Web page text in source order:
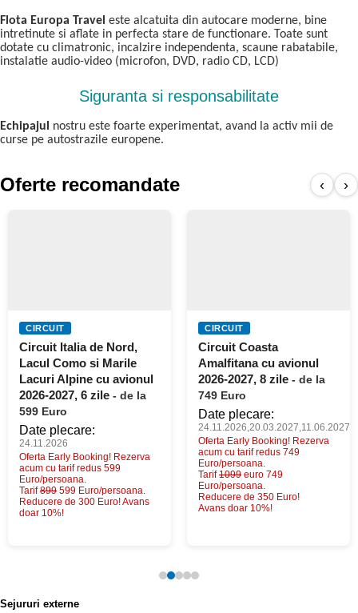
Flota Europa Travel este alcatuita din autocare moderne, bine
intretinute si aflate in perfecta stare de functionare. Toate sunt
dotate cu climatronic, incalzire independenta, scaune rabatabile,
instalatie audio-video (microfon, DVD, radio CD, LCD)
Siguranta si responsabilitate
Echipajul
nostru este foarte experimentat, avand la activ mii de
curse pe autostrazile europene.
Oferte recomandate ‹ ›
CIRCUIT
Circuit Italia de Nord,
Lacul Como si Marile
Lacuri Alpine cu avionul
2026-2027, 6 zile - de la
599 Euro
Date plecare:
24.11.2026
Oferta Early Booking! Rezerva
acum cu tarif redus 599
Euro/persoana.
Tarif899 599 Euro/persoana.
Reducere de 300 Euro! Avans
doar 10%!
CIRCUIT
Circuit Coasta
Amalfitana cu avionul
2026-2027, 8 zile - de la
749 Euro
Date plecare:
24.11.2026,20.03.2027,11.06.2027
Oferta Early Booking! Rezerva
acum cu tarif redus 749
Euro/persoana.
Tarif1099 euro 749
Euro/persoana.
Reducere de 350 Euro!
Avans doar 10%!
Sejururi externe